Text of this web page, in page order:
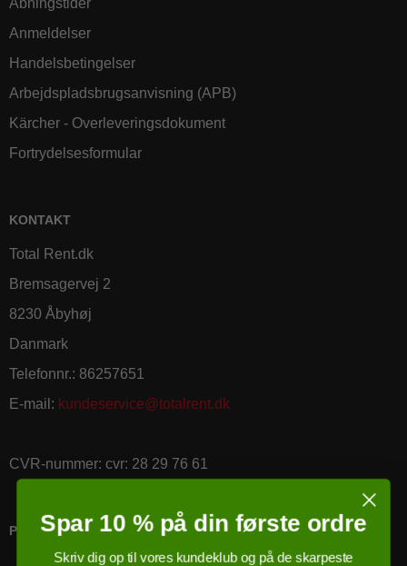
Anmeldelser
Handelsbetingelser
Arbejdspladsbrugsanvisning (APB)
Kärcher - Overleveringsdokument
Fortrydelsesformular
KONTAKT
Total Rent.dk
Bremsagervej 2
8230 Åbyhøj
Danmark
Telefonnr.: 86257651
E-mail : kundeservice@totalrent.dk
CVR-nummer: cvr: 28 29 76 61
PRICERUNNER KØBSGARANTI
Spar 10 % på din første ordre
Skriv dig op til vores kundeklub og på de skarpeste